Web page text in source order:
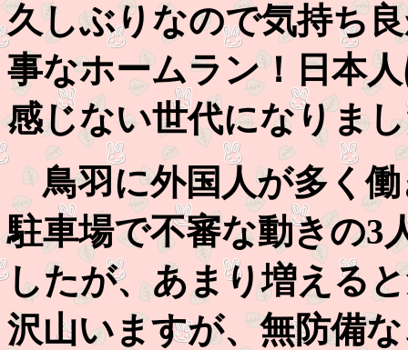
久しぶりなので気持ち
事なホームラン！日本
感じない世代になりま
鳥羽に外国人が多く働
駐車場で不審な動きの3
したが、あまり増える
沢山いますが、無防備